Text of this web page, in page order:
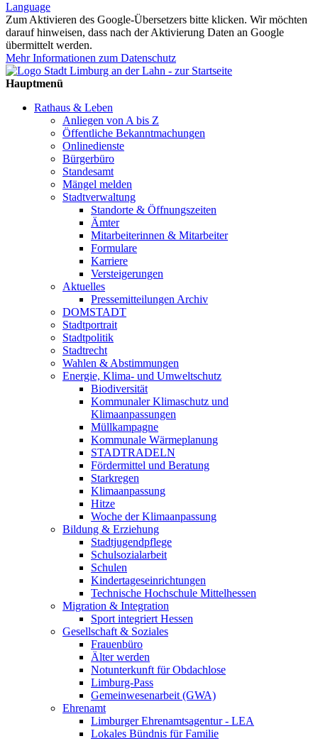
Language
Zum Aktivieren des Google-Übersetzers bitte klicken. Wir möchten
darauf hinweisen, dass nach der Aktivierung Daten an Google
übermittelt werden.
Mehr Informationen zum Datenschutz
Hauptmenü
Rathaus & Leben
Anliegen von A bis Z
Öffentliche Bekanntmachungen
Onlinedienste
Bürgerbüro
Standesamt
Mängel melden
Stadtverwaltung
Standorte & Öffnungszeiten
Ämter
Mitarbeiterinnen & Mitarbeiter
Formulare
Karriere
Versteigerungen
Aktuelles
Pressemitteilungen Archiv
DOMSTADT
Stadtportrait
Stadtpolitik
Stadtrecht
Wahlen & Abstimmungen
Energie, Klima- und Umweltschutz
Biodiversität
Kommunaler Klimaschutz und
Klimaanpassungen
Müllkampagne
Kommunale Wärmeplanung
STADTRADELN
Fördermittel und Beratung
Starkregen
Klimaanpassung
Hitze
Woche der Klimaanpassung
Bildung & Erziehung
Stadtjugendpflege
Schulsozialarbeit
Schulen
Kindertageseinrichtungen
Technische Hochschule Mittelhessen
Migration & Integration
Sport integriert Hessen
Gesellschaft & Soziales
Frauenbüro
Älter werden
Notunterkunft für Obdachlose
Limburg-Pass
Gemeinwesenarbeit (GWA)
Ehrenamt
Limburger Ehrenamtsagentur - LEA
Lokales Bündnis für Familie